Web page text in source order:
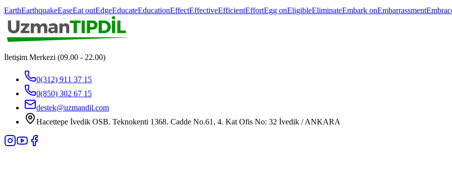
EarthEarthquakeEaseEat outEdgeEducateEducationEffectEffectiveEfficientEffortEgg onEligibleEliminateEmbark onEmbarrassment
İletişim Merkezi (09.00 - 22.00)
0(312) 911 37 15
0(850) 302 67 15
destek@uzmandil.com
Hacettepe İvedik OSB. Teknokenti 1368. Cadde No.61, 4. Kat Ofis No: 32 İvedik / ANKARA